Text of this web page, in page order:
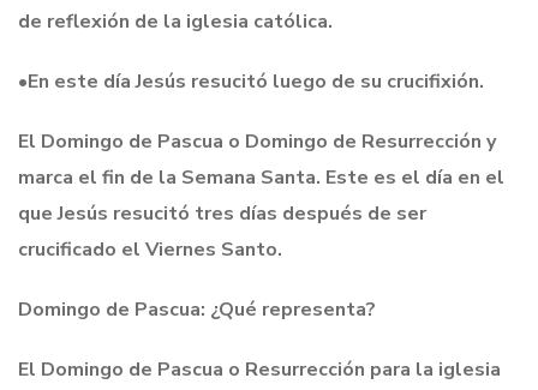
de reflexión de la iglesia católica.
•En este día Jesús resucitó luego de su crucifixión.
El Domingo de Pascua o Domingo de Resurrección y
marca el fin de la Semana Santa. Este es el día en el
que Jesús resucitó tres días después de ser
crucificado el Viernes Santo.
Domingo de Pascua: ¿Qué representa?
El Domingo de Pascua o Resurrección para la iglesia